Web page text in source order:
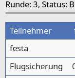
Runde: 3, Status:
Teilnehmer
festa
Flugsicherung